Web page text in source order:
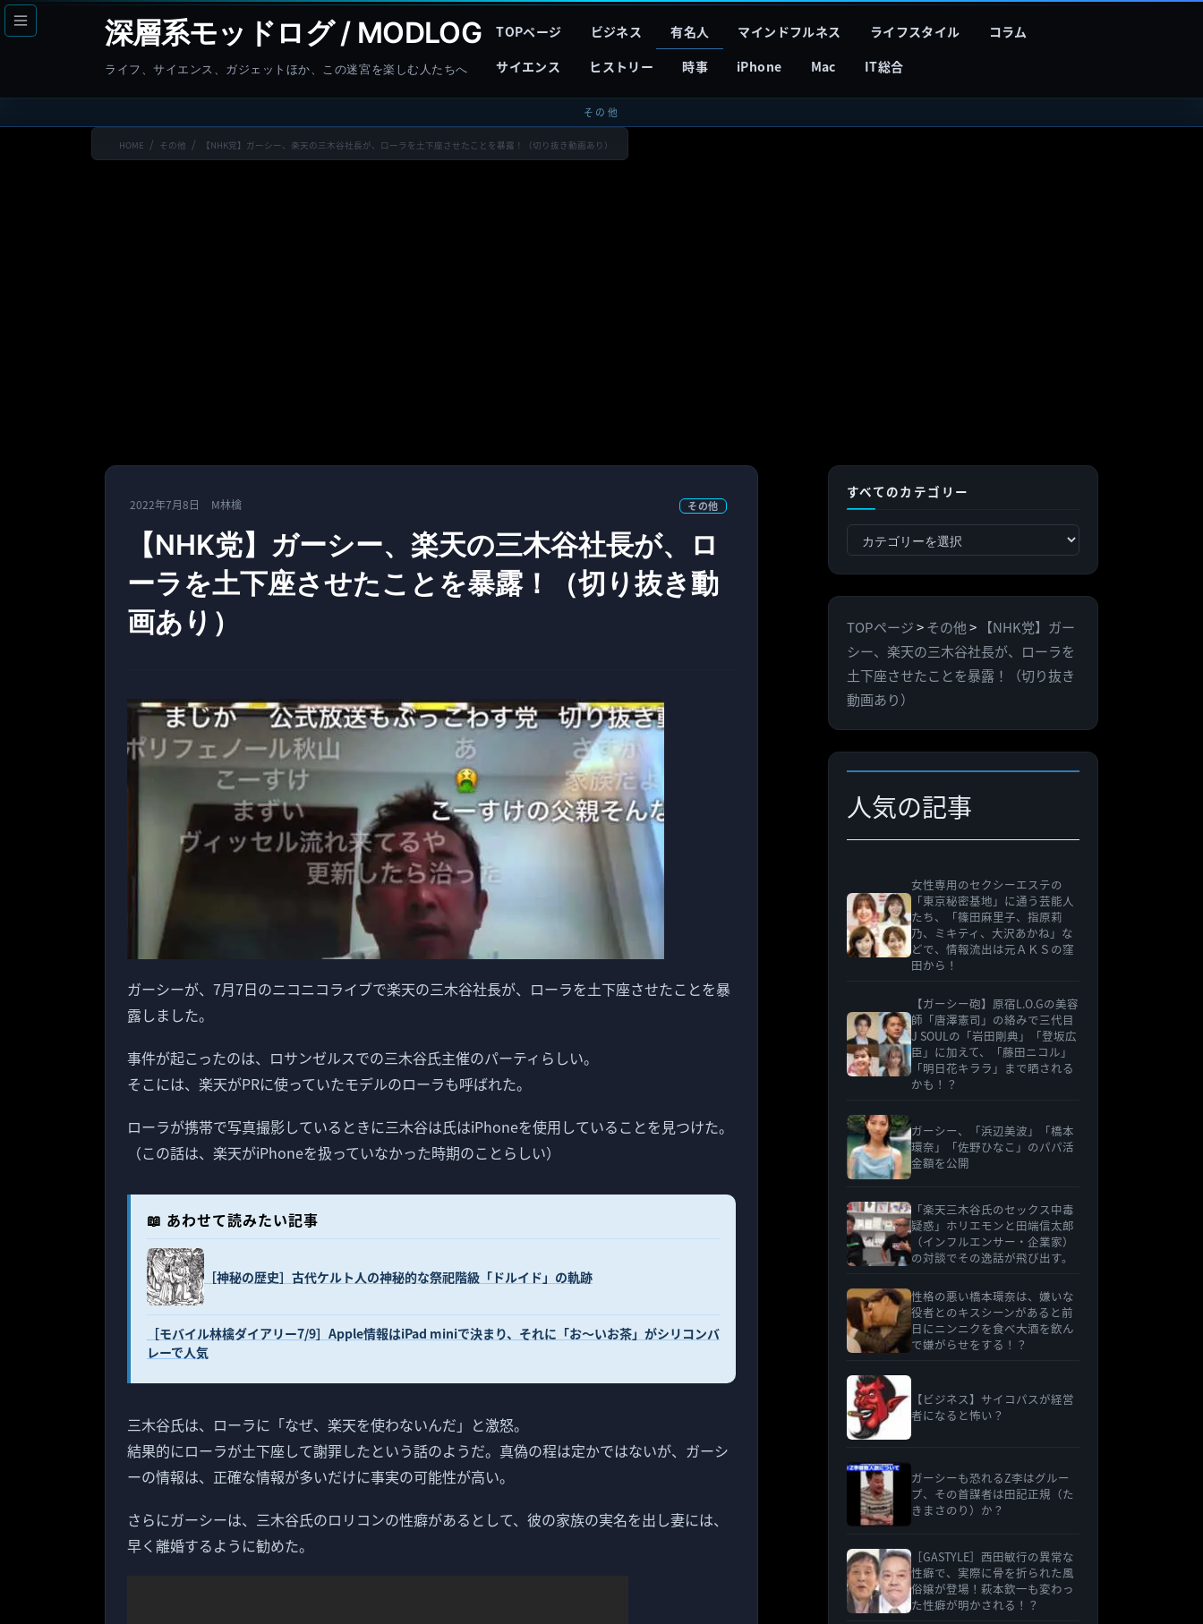
コ
ン
へ
ナ
ビ
ョ
深層系モッドログ / MODLOG
ライフ、サイエンス、ガジェットほか、この迷宮を楽しむ人たちへ
TOPページ ビジネス 有名人 マインドフルネス ライフスタイル
コラム
サイエンス
ヒストリー 時事 iPhone Mac IT総合
その他
HOME その他 【NHK党】ガーシー、楽天の三木谷社長が、ローラを土下座させたことを暴露！（切り抜き動画あり）
2022年7月8日 M林檎 その他
【NHK党】ガーシー、楽天の三木谷社長が、ロ
ーラを土下座させたことを暴露！（切り抜き動
画あり）
ガーシーが、7月7日のニコニコライブで楽天の三木谷社長が、ローラを土下座させたことを暴
露しました。
事件が起こったのは、ロサンゼルスでの三木谷氏主催のパーティらしい。
そこには、楽天がPRに使っていたモデルのローラも呼ばれた。
ローラが携帯で写真撮影しているときに三木谷は氏はiPhoneを使用していることを見つけた。
（この話は、楽天がiPhoneを扱っていなかった時期のことらしい）
📖 あわせて読みたい記事
［神秘の歴史］古代ケルト人の神秘的な祭祀階級「ドルイド」の軌跡
［モバイル林檎ダイアリー7/9］Apple情報はiPad miniで決まり、それに「お〜いお茶」がシリコンバ
レーで人気
三木谷氏は、ローラに「なぜ、楽天を使わないんだ」と激怒。
結果的にローラが土下座して謝罪したという話のようだ。真偽の程は定かではないが、ガーシ
ーの情報は、正確な情報が多いだけに事実の可能性が高い。
さらにガーシーは、三木谷氏のロリコンの性癖があるとして、彼の家族の実名を出し妻には、
早く離婚するように勧めた。
すべてのカテゴリー
べ
カ
テ
ゴ
リ
ー
TOPページ>その他>
【NHK党】ガー
シー、楽天の三木谷社長が、ローラを
土下座させたことを暴露！（切り抜き
動画あり）
人気の記事
女性専用のセクシーエステの
「東京秘密基地」に通う芸能人
たち、「篠田麻里子、指原莉
乃、ミキティ、大沢あかね」な
どで、情報流出は元ＡＫＳの窪
田から！
【ガーシー砲】原宿L.O.Gの美容
師「唐澤憲司」の絡みで三代目
J SOULの「岩田剛典」「登坂広
臣」に加えて、「藤田ニコル」
「明日花キララ」まで晒される
かも！？
ガーシー、「浜辺美波」「橋本
環奈」「佐野ひなこ」のパパ活
金額を公開
「楽天三木谷氏のセックス中毒
疑惑」ホリエモンと田端信太郎
（インフルエンサー・企業家）
の対談でその逸話が飛び出す。
性格の悪い橋本環奈は、嫌いな
役者とのキスシーンがあると前
日にニンニクを食べ大酒を飲ん
で嫌がらせをする！？
【ビジネス】サイコパスが経営
者になると怖い？
ガーシーも恐れるZ李はグルー
プ、その首謀者は田記正規（た
きまさのり）か？
［GASTYLE］西田敏行の異常な
性癖で、実際に骨を折られた風
俗嬢が登場！萩本欽一も変わっ
た性癖が明かされる！？